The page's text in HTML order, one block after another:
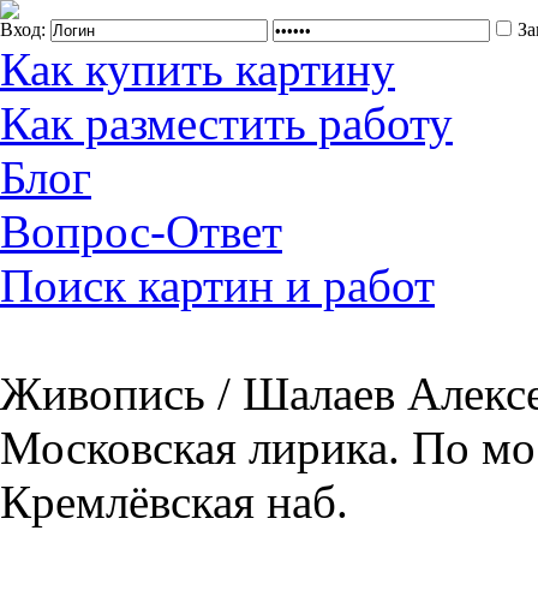
Вход:
Как купить картину
Как разместить работу
Блог
Вопрос-Ответ
Поиск картин и работ
Живопись / Шалаев
Московская лирика. По
Кремлёвская наб.